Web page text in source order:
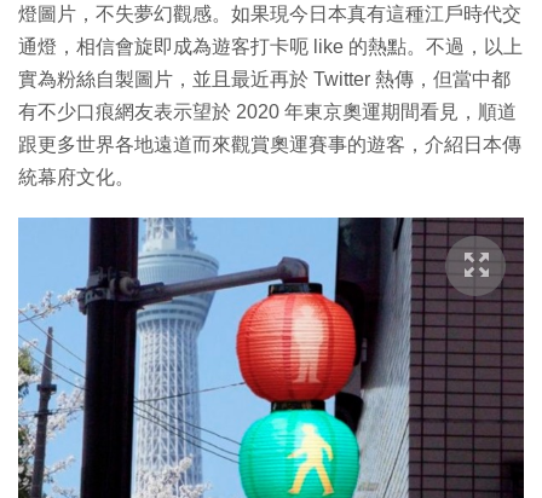
燈圖片，不失夢幻觀感。如果現今日本真有這種江戶時代交
通燈，相信會旋即成為遊客打卡呃 like 的熱點。不過，以上
實為粉絲自製圖片，並且最近再於 Twitter 熱傳，但當中都
有不少口痕網友表示望於 2020 年東京奧運期間看見，順道
跟更多世界各地遠道而來觀賞奧運賽事的遊客，介紹日本傳
統幕府文化。